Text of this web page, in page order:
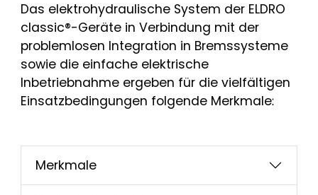
Das elektrohydraulische System der ELDRO
classic®-Geräte in Verbindung mit der
problemlosen Integration in Bremssysteme
sowie die einfache elektrische
Inbetriebnahme ergeben für die vielfältigen
Einsatzbedingungen folgende Merkmale:
Merkmale